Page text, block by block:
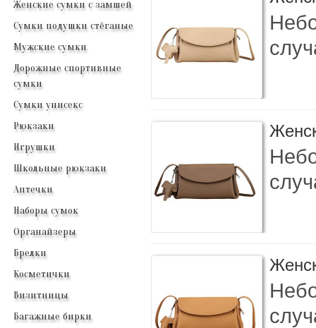
Женские сумки с замшей
Сумки подушки стёганые
Мужские сумки
Дорожные спортивные
сумки
Сумки унисекс
Рюкзаки
Игрушки
Школьные рюкзаки
Аптечки
Наборы сумок
Органайзеры
Брелки
Косметички
Визитницы
Багажные бирки